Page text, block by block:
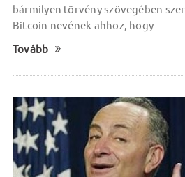
bármilyen törvény szövegében
Bitcoin nevének ahhoz, hogy
Tovább